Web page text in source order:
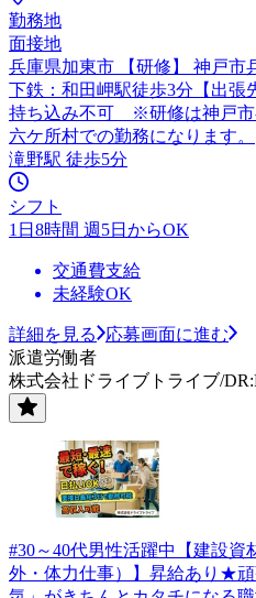
勤務地
面接地
兵庫県加東市 【研修】 神戸
下鉄：和田岬駅徒歩3分【出
持ち込み不可 ※研修は神戸市
六ケ所村での勤務になります。
滝野駅 徒歩5分
シフト
1日8時間 週5日からOK
交通費支給
未経験OK
詳細を見る
応募画面に進む
派遣労働者
株式会社ドライブトライブ/
#30～40代男性活躍中【建設資
外・体力仕事）】昇給あり★